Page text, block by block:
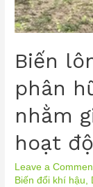
Biến
phân
nhằm
hoạt
Leave a
Biến đổi khí hậu,